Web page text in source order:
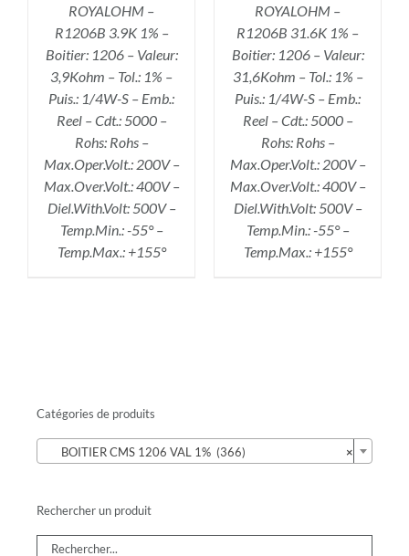
ROYALOHM –
R1206B 3.9K 1% –
Boitier: 1206 – Valeur:
3,9Kohm – Tol.: 1% –
Puis.: 1/4W-S – Emb.:
Reel – Cdt.: 5000 –
Rohs: Rohs –
Max.Oper.Volt.: 200V –
Max.Over.Volt.: 400V –
Diel.With.Volt: 500V –
Temp.Min.: -55° –
Temp.Max.: +155°
ROYALOHM –
R1206B 31.6K 1% –
Boitier: 1206 – Valeur:
31,6Kohm – Tol.: 1% –
Puis.: 1/4W-S – Emb.:
Reel – Cdt.: 5000 –
Rohs: Rohs –
Max.Oper.Volt.: 200V –
Max.Over.Volt.: 400V –
Diel.With.Volt: 500V –
Temp.Min.: -55° –
Temp.Max.: +155°
Catégories de produits
×
BOITIER CMS 1206 VAL 1% (366)
Rechercher un produit